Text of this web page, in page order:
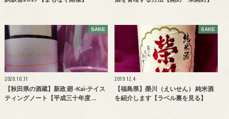
SAKE
2020.10.31
【秋田県の酒蔵】新政 廻 -Kai-テイス
ティングノート【平成三十年度 …
SAKE
2019.12.4
【福島県】榮川（えいせん） 純米酒
を紹介します【ラベル裏を見る】